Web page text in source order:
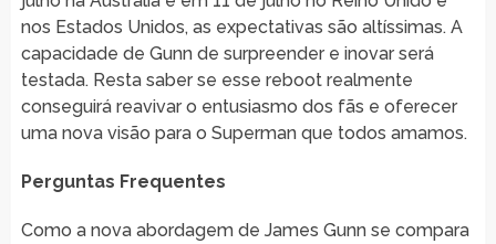
nos Estados Unidos, as expectativas são altíssimas. A
capacidade de Gunn de surpreender e inovar será
testada. Resta saber se esse reboot realmente
conseguirá reavivar o entusiasmo dos fãs e oferecer
uma nova visão para o Superman que todos amamos.
Perguntas Frequentes
Como a nova abordagem de James Gunn se compara